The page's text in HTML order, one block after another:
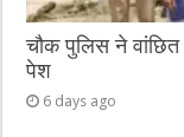
चौक पुलिस ने वांछित
पेश
6 days ago